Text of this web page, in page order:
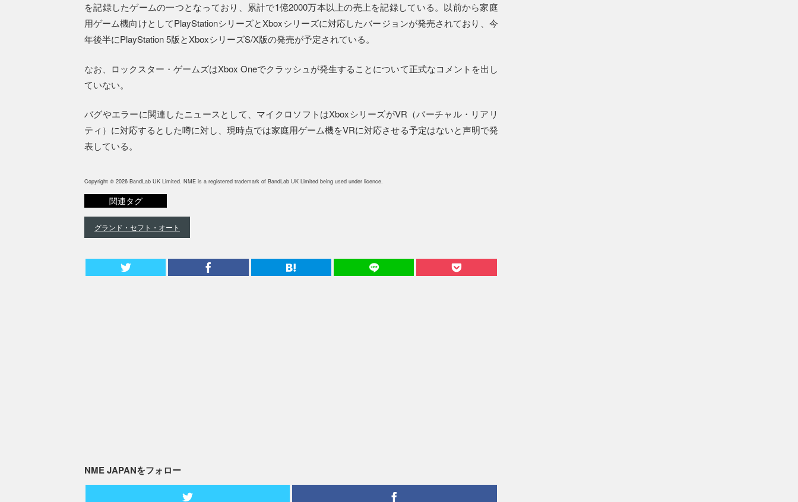
を記録したゲームの一つとなっており、累計で1億2000万本以上の売上を記録している。以前から家庭
用ゲーム機向けとしてPlayStationシリーズとXboxシリーズに対応したバージョンが発売されており、今
年後半にPlayStation 5版とXboxシリーズS/X版の発売が予定されている。
なお、ロックスター・ゲームズはXbox Oneでクラッシュが発生することについて正式なコメントを出し
ていない。
バグやエラーに関連したニュースとして、マイクロソフトはXboxシリーズがVR（バーチャル・リアリ
ティ）に対応するとした噂に対し、現時点では家庭用ゲーム機をVRに対応させる予定はないと声明で発
表している。
Copyright © 2026 BandLab UK Limited. NME is a registered trademark of BandLab UK Limited being used under licence.
関連タグ
グランド・セフト・オート
NME JAPANをフォロー